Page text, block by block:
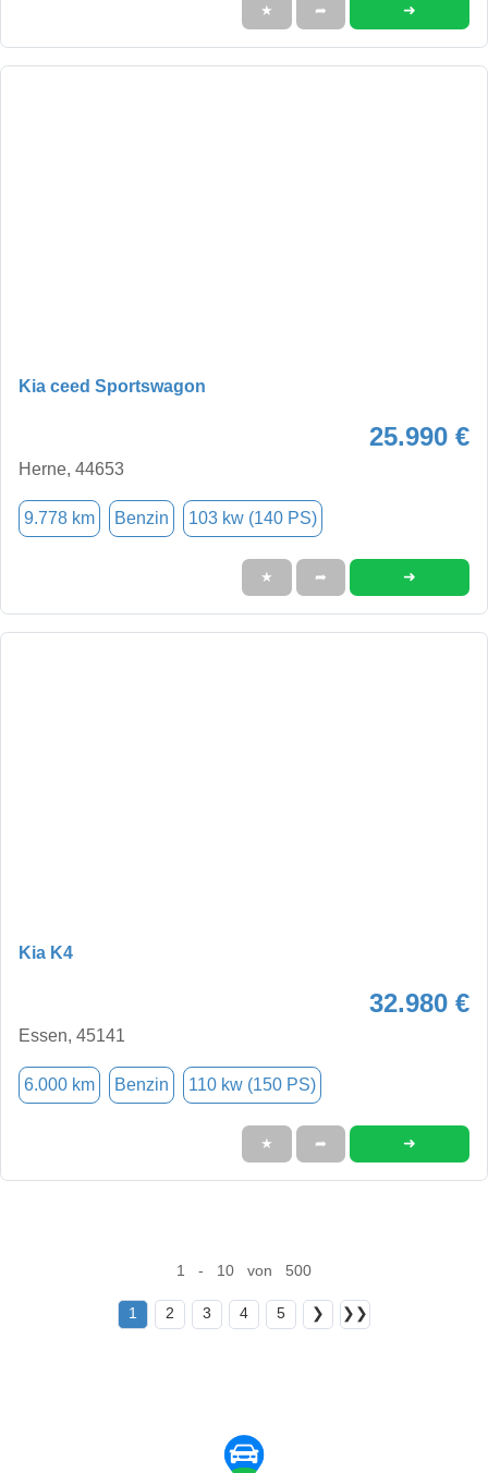
★ ➦ ➜
Kia ceed Sportswagon
25.990 €
Herne, 44653
9.778 km Benzin 103 kw (140 PS)
★ ➦ ➜
Kia K4
32.980 €
Essen, 45141
6.000 km Benzin 110 kw (150 PS)
★ ➦ ➜
1 - 10 von 500
1 2 3 4 5 ❯ ❯❯